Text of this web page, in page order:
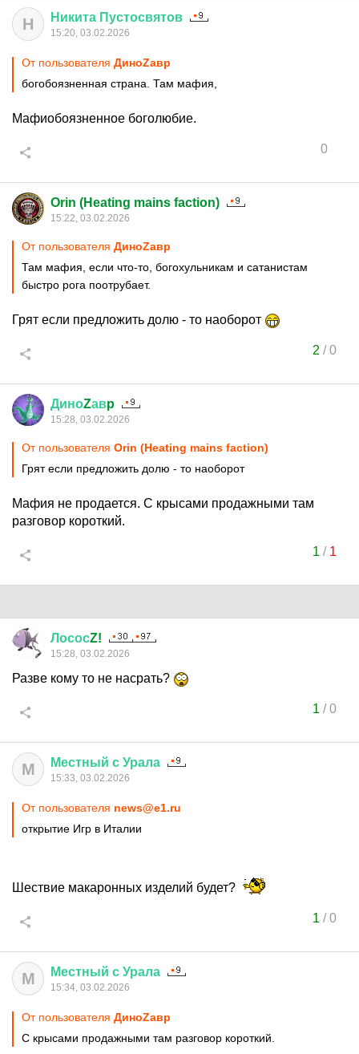
Н Никита Пустосвятов
15:20, 03.02.2026
От пользователя ДиноZавp
богобоязненная страна. Там мафия,
Мафиобоязненное боголюбие.
0
Orin (Heating mains faction)
15:22, 03.02.2026
От пользователя ДиноZавp
Там мафия, если что-то, богохульникам и сатанистам
быстро рога поотрубает.
Грят если предложить долю - то наоборот
2 /0
ДиноZавp
15:28, 03.02.2026
От пользователя Orin (Heating mains faction)
Грят если предложить долю - то наоборот
Мафия не продается. С крысами продажными там
разговор короткий.
1 / 1
ЛососZ!
15:28, 03.02.2026
Разве кому то не насрать?
1 /0
М Местный с Урала
15:33, 03.02.2026
От пользователя news@e1.ru
открытие Игр в Италии
Шествие макаронных изделий будет?
1 /0
М Местный с Урала
15:34, 03.02.2026
От пользователя ДиноZавp
С крысами продажными там разговор короткий.